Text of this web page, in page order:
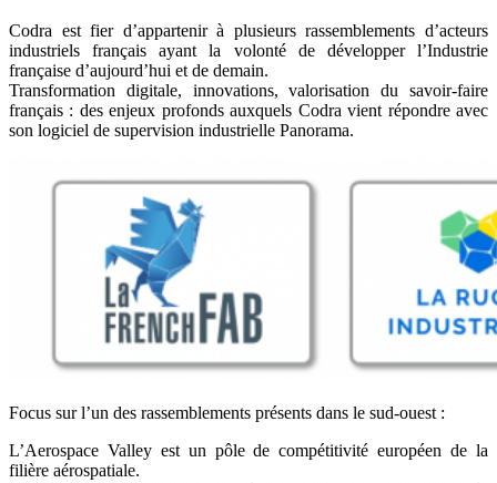
Codra est fier d’appartenir à plusieurs rassemblements d’acteurs
industriels français ayant la volonté de développer l’Industrie
française d’aujourd’hui et de demain.
Transformation digitale, innovations, valorisation du savoir-faire
français : des enjeux profonds auxquels Codra vient répondre avec
son logiciel de supervision industrielle Panorama.
Focus sur l’un des rassemblements présents dans le sud-ouest :
L’Aerospace Valley est un pôle de compétitivité européen de la
filière aérospatiale.